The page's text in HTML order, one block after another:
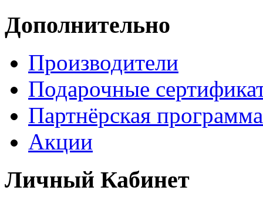
Дополнительно
Производители
Подарочные
Партнёрская программа
Акции
Личный Кабинет